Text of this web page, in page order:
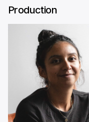
Production